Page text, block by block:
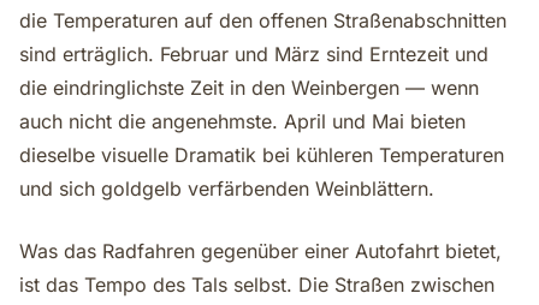
die Temperaturen auf den offenen Straßenabschnitten
sind erträglich. Februar und März sind Erntezeit und
die eindringlichste Zeit in den Weinbergen — wenn
auch nicht die angenehmste. April und Mai bieten
dieselbe visuelle Dramatik bei kühleren Temperaturen
und sich goldgelb verfärbenden Weinblättern.
Was das Radfahren gegenüber einer Autofahrt bietet,
ist das Tempo des Tals selbst. Die Straßen zwischen